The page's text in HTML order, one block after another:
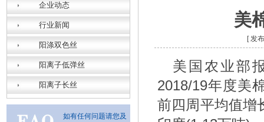
企业动态
行业新闻
阳涤双色丝
阳离子低弹丝
阳离子长丝
如有任何问题请您及
美
[ 发
美国农业部
2018/19年度美
前四周平均值增